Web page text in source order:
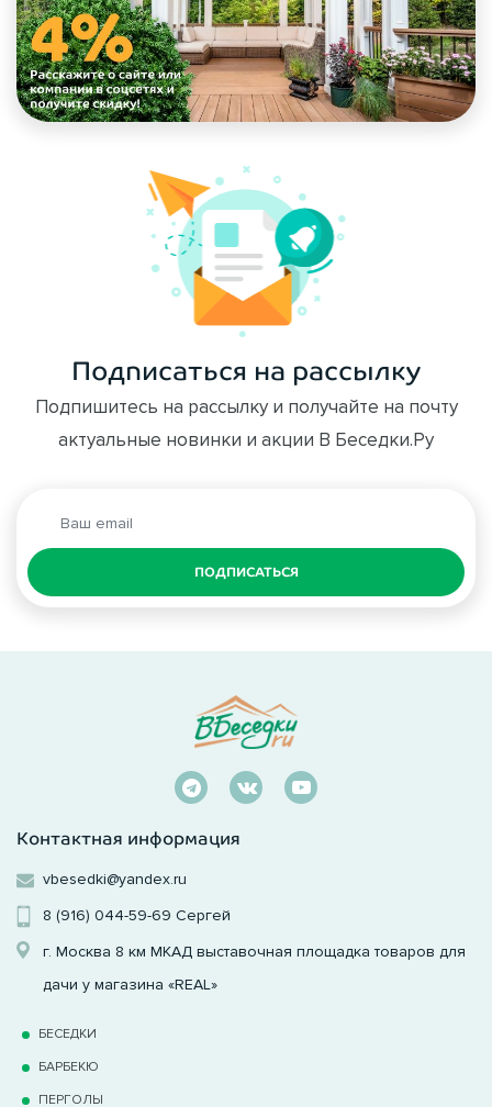
Подписаться на рассылку
Подпишитесь на рассылку и получайте на почту
актуальные новинки и акции В Беседки.Ру
ПОДПИСАТЬСЯ
Контактная информация
vbesedki@yandex.ru
8 (916) 044-59-69 Сергей
г. Москва 8 км МКАД выставочная площадка товаров для
дачи у магазина «REAL»
БЕСЕДКИ
БАРБЕКЮ
ПЕРГОЛЫ